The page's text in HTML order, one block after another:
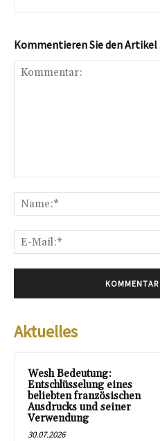
Kommentieren Sie den Artikel
Aktuelles
Wesh Bedeutung:
Entschlüsselung eines
beliebten französischen
Ausdrucks und seiner
Verwendung
30.07.2026